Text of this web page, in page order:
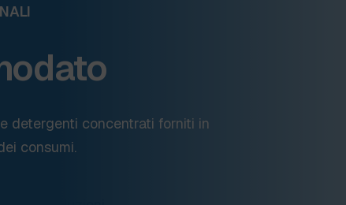
detergenti concentrati forniti in
consumi.